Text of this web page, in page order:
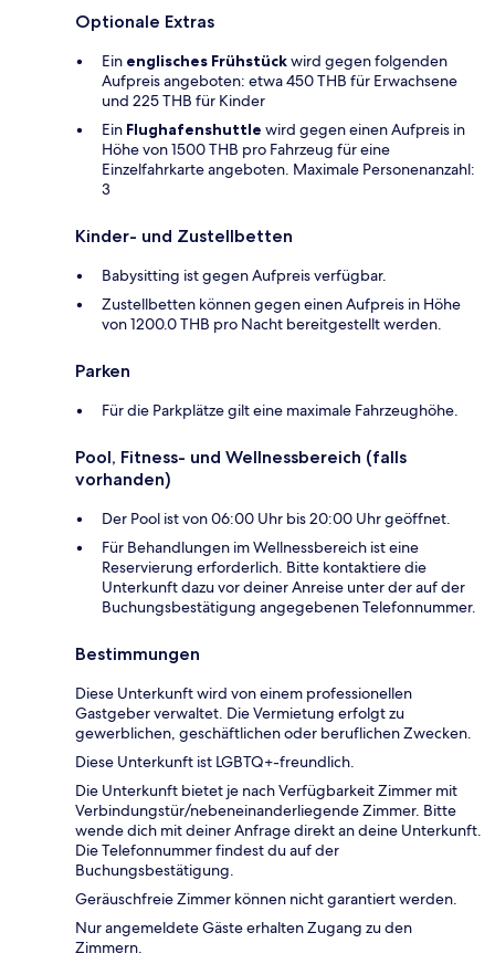
Optionale Extras
Ein englisches Frühstückwird gegen folgenden
Aufpreis angeboten: etwa 450 THB für Erwachsene
und 225 THB für Kinder
Ein Flughafenshuttle wird gegen einen Aufpreis in
Höhe von 1500 THB pro Fahrzeug für eine
Einzelfahrkarte angeboten. Maximale Personenanzahl:
3
Kinder- und Zustellbetten
Babysitting ist gegen Aufpreis verfügbar.
Zustellbetten können gegen einen Aufpreis in Höhe
von 1200.0 THB pro Nacht bereitgestellt werden.
Parken
Für die Parkplätze gilt eine maximale Fahrzeughöhe.
Pool, Fitness- und Wellnessbereich (falls
vorhanden)
Der Pool ist von 06:00 Uhr bis 20:00 Uhr geöffnet.
Für Behandlungen im Wellnessbereich ist eine
Reservierung erforderlich. Bitte kontaktiere die
Unterkunft dazu vor deiner Anreise unter der auf der
Buchungsbestätigung angegebenen Telefonnummer.
Bestimmungen
Diese Unterkunft wird von einem professionellen
Gastgeber verwaltet. Die Vermietung erfolgt zu
gewerblichen, geschäftlichen oder beruflichen Zwecken.
Diese Unterkunft ist LGBTQ+-freundlich.
Die Unterkunft bietet je nach Verfügbarkeit Zimmer mit
Verbindungstür/nebeneinanderliegende Zimmer. Bitte
wende dich mit deiner Anfrage direkt an deine Unterkunft.
Die Telefonnummer findest du auf der
Buchungsbestätigung.
Geräuschfreie Zimmer können nicht garantiert werden.
Nur angemeldete Gäste erhalten Zugang zu den
Zimmern.